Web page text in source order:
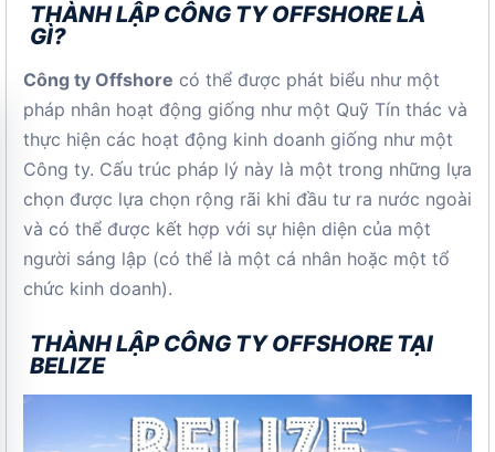
THÀNH LẬP CÔNG TY OFFSHORE LÀ
GÌ?
Công ty Offshore có thể được phát biểu như một
pháp nhân hoạt động giống như một Quỹ Tín thác và
thực hiện các hoạt động kinh doanh giống như một
Công ty. Cấu trúc pháp lý này là một trong những lựa
chọn được lựa chọn rộng rãi khi đầu tư ra nước ngoài
và có thể được kết hợp với sự hiện diện của một
người sáng lập (có thể là một cá nhân hoặc một tổ
chức kinh doanh).
THÀNH LẬP CÔNG TY OFFSHORE TẠI
BELIZE